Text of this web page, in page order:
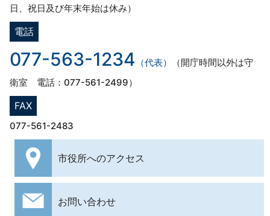
日、祝日及び年末年始は休み）
電話
077-563-1234 （代表）
（開庁時間以外は守
衛室 電話：077-561-2499）
FAX
077-561-2483
市役所へのアクセス
お問い合わせ